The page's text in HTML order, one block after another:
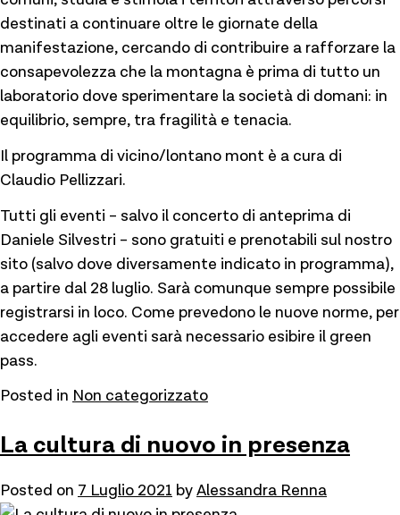
destinati a continuare oltre le giornate della
manifestazione, cercando di contribuire a rafforzare la
consapevolezza che la montagna è prima di tutto un
laboratorio dove sperimentare la società di domani: in
equilibrio, sempre, tra fragilità e tenacia.
Il programma di vicino/lontano mont è a cura di
Claudio Pellizzari.
Tutti gli eventi – salvo il concerto di anteprima di
Daniele Silvestri – sono gratuiti e prenotabili sul nostro
sito (salvo dove diversamente indicato in programma),
a partire dal 28 luglio. Sarà comunque sempre possibile
registrarsi in loco. Come prevedono le nuove norme, per
accedere agli eventi sarà necessario esibire il green
pass.
Posted in Non categorizzato
La cultura di nuovo in presenza
Posted on 7 Luglio 2021 byAlessandra Renna